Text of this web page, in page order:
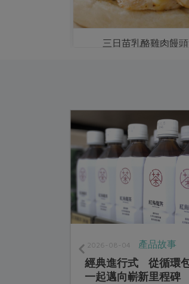
三日苗乳酪雞肉饅
2026-08-04 產品故事
經典進行式 從循環
一起邁向嶄新里程碑